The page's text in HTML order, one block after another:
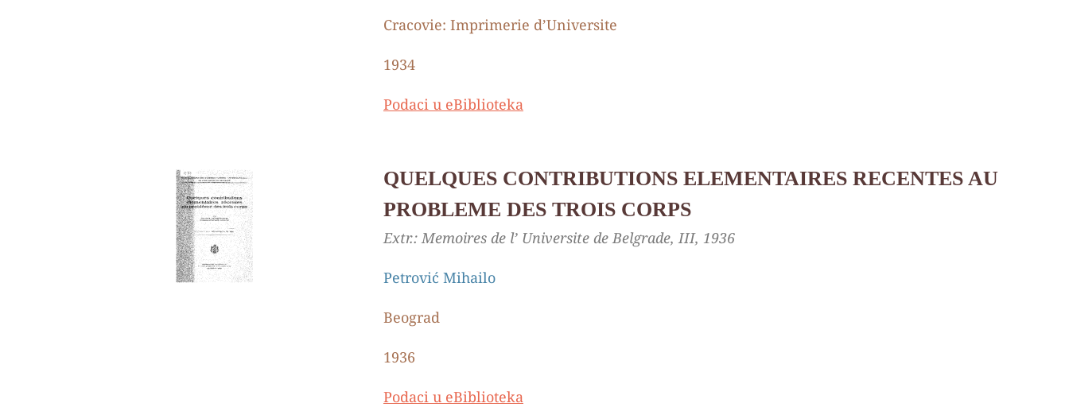
Cracovie: Imprimerie d’Universite
1934
Podaci u eBiblioteka
QUELQUES CONTRIBUTIONS ELEMENTAIRES RECENTES AU
PROBLEME DES TROIS CORPS
Extr.: Memoires de l’ Universite de Belgrade, III, 1936
Petrović Mihailo
Beograd
1936
Podaci u eBiblioteka